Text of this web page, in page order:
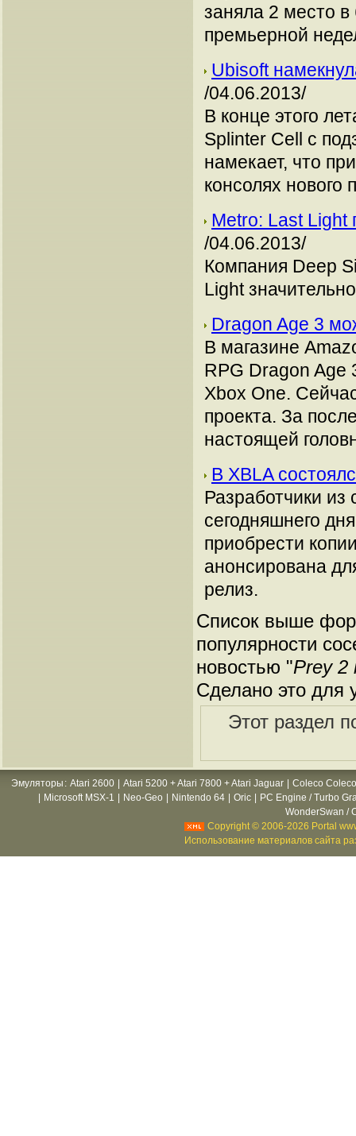
заняла 2 место
премьерной
Ubisoft
/04.06.2013/
В конце этого
Splinter Cell с
намекает, что
консолях нового
Metro: Last Light
/04.06.2013/
Компания Deep
Light
Dragon Age 3
В магазине
RPG Dragon Age
Xbox One.
проекта. За
настоящей
В XBLA
Разработчики из
сегодняшнего
приобрести
анонсирована
релиз.
Список выше
популярности
новостью "Prey 2
Сделано это для
Этот раздел
Эмуляторы : Atari 2600 Atari 5200 + Atari 7800 + Atari Jaguar
Coleco
Microsoft MSX-1 Neo-Geo Nintendo 64 Oric
PC Engine / Turbo
WonderSwan /
Copyright © 2006-2026 Portal
Использование материалов сайта